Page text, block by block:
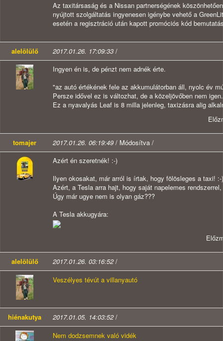
Az taxitársaság és a Nissan partnerségének
nyújtott szolgáltatás ingyenesen igénybe vehető a
esetén a regisztráció után kapott promóciós kód
alelölülő 2017.01.26. 17:09:33 /
Ingyen én is, de pénzt nem adnék érte.
"az autó értékének fele az akkumulátorban áll, nyolc év
Persze idővel ez is változhat, de a közeljövőben nem igen.
Ez a nyavalyás Leaf is 8 milla jelenleg, taxizásra alig
tomajer 2017.01.26. 06:19:49 / Módosítva /
Azért én szeretnék! :-)
Ilyen okosakat, már arról is írtak, hogy fölösleges a taxi! :-)
Azért, a Tesla arra hajt, hogy saját napelemes
Úgy már ugye nem is olyan gáz???
A Tesla akkugyára:
alelölülő 2017.01.26. 03:16:52/
Veszélyes tévút a villanyautó
hiénakutya 2017.01.05. 14:03:52/
Nem dodzsemnek való vidék